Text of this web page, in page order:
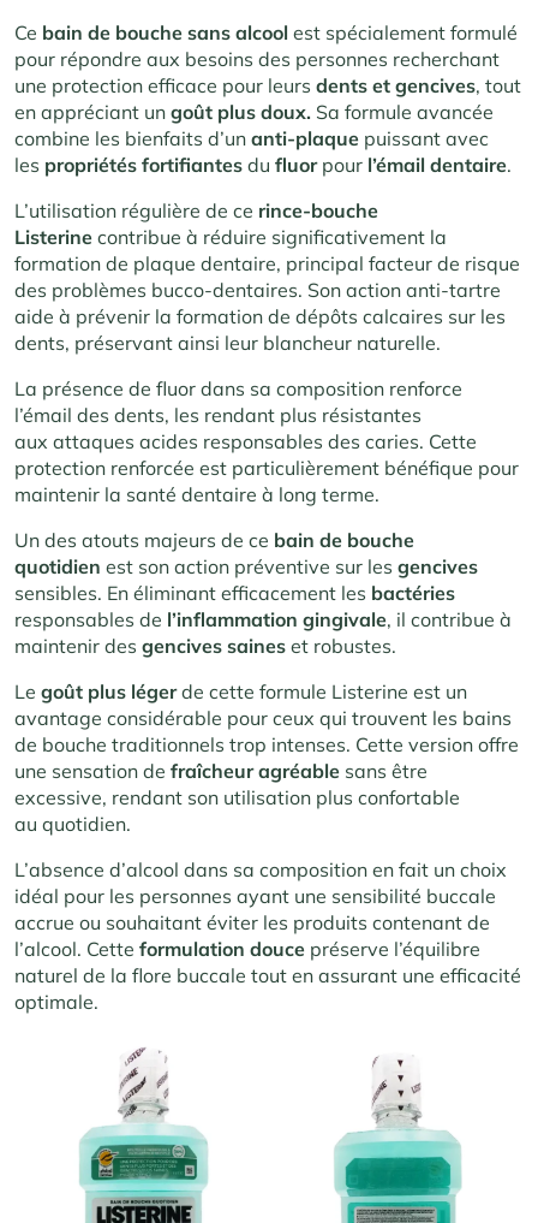
Ce bain de bouche sans alcool est spécialement formulé
pour répondre aux besoins des personnes recherchant
une protection efficace pour leurs dents et gencives, tout
en appréciant un goût plus doux. Sa formule avancée
combine les bienfaits d’un anti-plaque puissant avec
les propriétés fortifiantes du fluor pour l’émail dentaire.
L’utilisation régulière de ce rince-bouche
Listerine contribue à réduire significativement la
formation de plaque dentaire, principal facteur de risque
des problèmes bucco-dentaires. Son action anti-tartre
aide à prévenir la formation de dépôts calcaires sur les
dents, préservant ainsi leur blancheur naturelle.
La présence de fluor dans sa composition renforce
l’émail des dents, les rendant plus résistantes
aux attaques acides responsables des caries. Cette
protection renforcée est particulièrement bénéfique pour
maintenir la santé dentaire à long terme.
Un des atouts majeurs de ce bain de bouche
quotidien est son action préventive sur les gencives
sensibles. En éliminant efficacement les bactéries
responsables de l’inflammation gingivale, il contribue à
maintenir des gencives saines et robustes.
Le goût plus légerde cette formule Listerine est un
avantage considérable pour ceux qui trouvent les bains
de bouche traditionnels trop intenses. Cette version offre
une sensation de fraîcheur agréable sans être
excessive, rendant son utilisation plus confortable
au quotidien.
L’absence d’alcool dans sa composition en fait un choix
idéal pour les personnes ayant une sensibilité buccale
accrue ou souhaitant éviter les produits contenant de
l’alcool. Cette formulation douce préserve l’équilibre
naturel de la flore buccale tout en assurant une efficacité
optimale.